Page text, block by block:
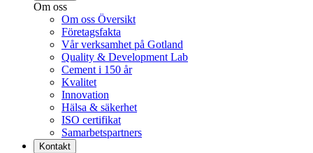
Om oss
Om oss Översikt
Företagsfakta
Vår verksamhet på Gotland
Quality & Development Lab
Cement i 150 år
Kvalitet
Innovation
Hälsa & säkerhet
ISO certifikat
Samarbetspartners
Kontakt